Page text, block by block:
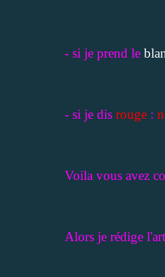
- si je prend le
- si je dis rouge :
Voila vous avez
Alors je rédige